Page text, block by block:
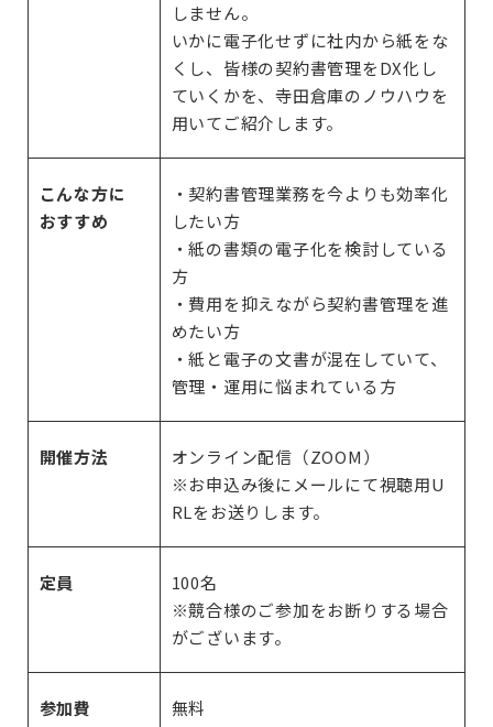
しません。
いかに電子化せずに社内から紙をな
くし、皆様の契約書管理をDX化し
ていくかを、寺田倉庫のノウハウを
用いてご紹介します。
こんな方に
おすすめ
・契約書管理業務を今よりも効率化
したい方
・紙の書類の電子化を検討している
方
・費用を抑えながら契約書管理を進
めたい方
・紙と電子の文書が混在していて、
管理・運用に悩まれている方
開催方法
オンライン配信（ZOOM）
※お申込み後にメールにて視聴用U
RLをお送りします。
定員
100名
※競合様のご参加をお断りする場合
がございます。
参加費 無料